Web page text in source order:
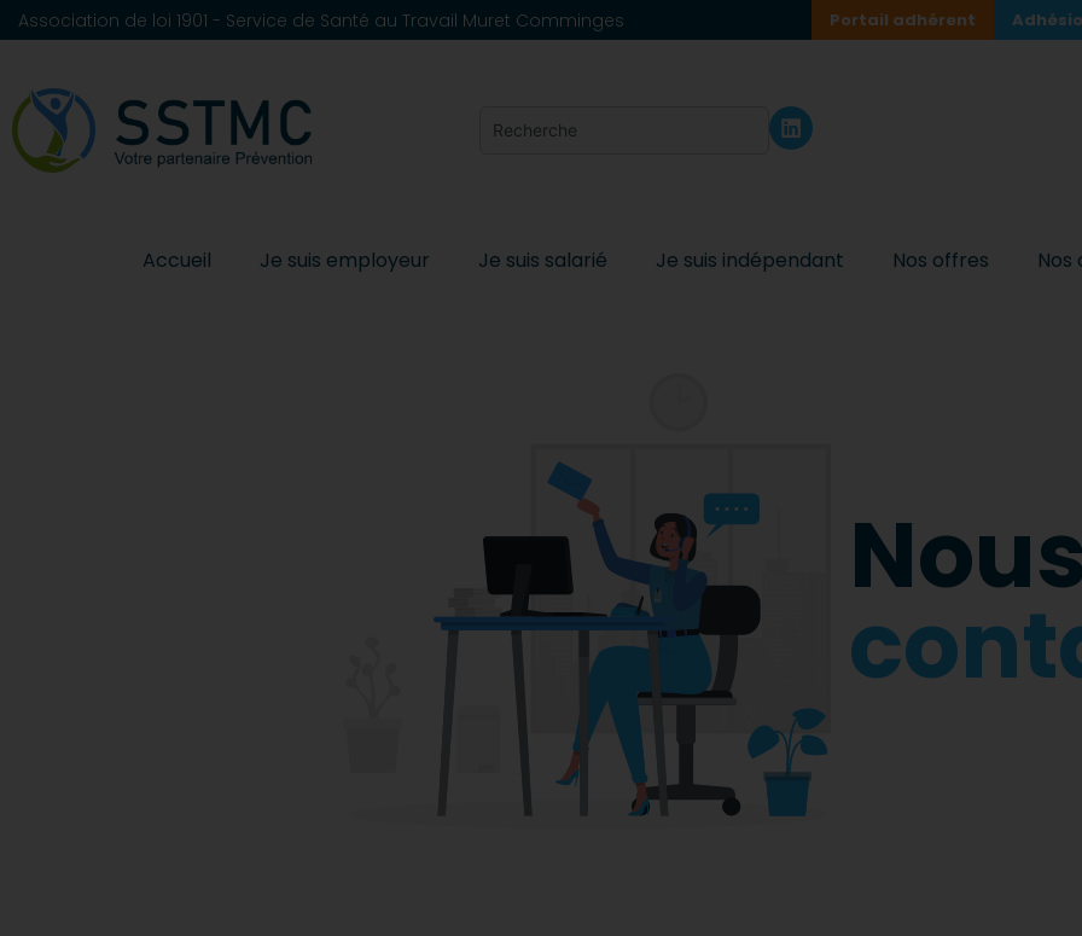
Association de loi 1901 - Service de Santé au Travail Muret Comminges Portail adhérent
Accueil Je suis employeur Je suis salarié Je suis indépendant Nos offres